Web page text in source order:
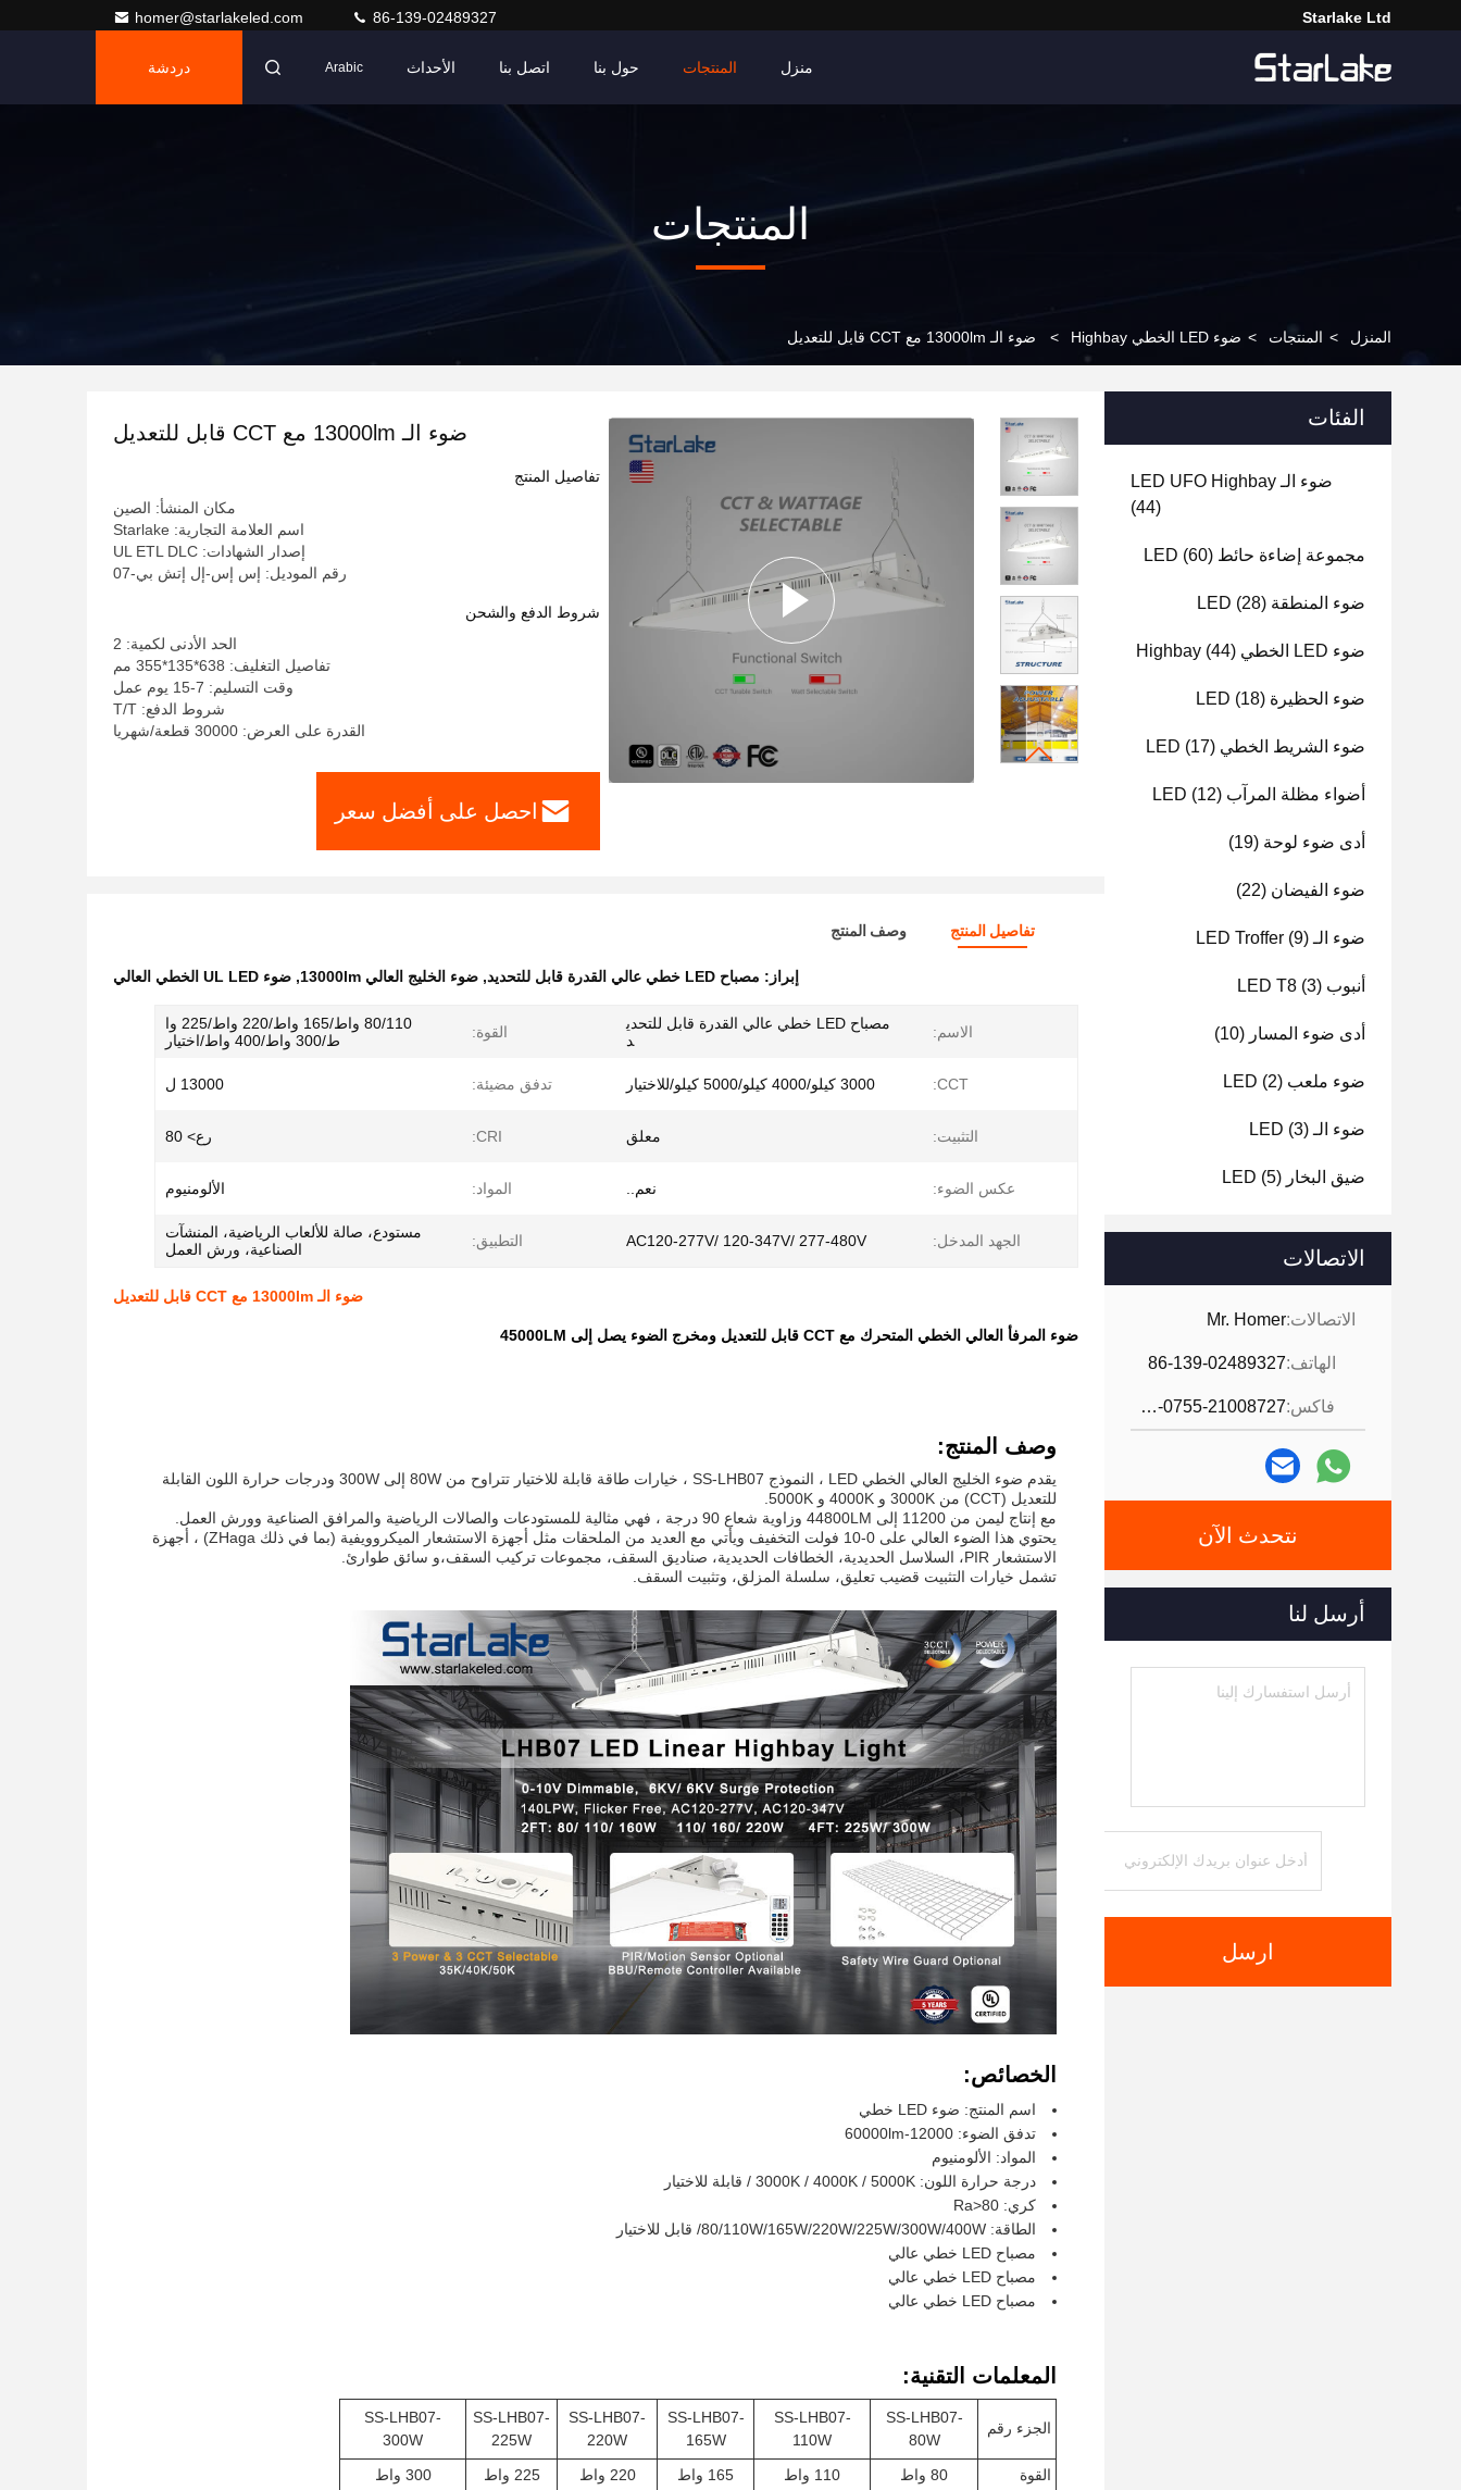
Starlake Ltd
homer@starlakeled.com 86-139-02489327
منزل المنتجات حول بنا اتصل بنا الأحداث Arabic دردشة
المنتجات
المنزل > المنتجات > ضوء LED الخطي Highbay > ضوء الـ 13000lm مع CCT قابل للتعديل
الفئات
ضوء الـ LED UFO Highbay
(44)
مجموعة إضاءة حائط LED (60)
ضوء المنطقة LED (28)
ضوء LED الخطي Highbay (44)
ضوء الحظيرة LED (18)
ضوء الشريط الخطي LED (17)
أضواء مظلة المرآب LED (12)
أدى ضوء لوحة (19)
ضوء الفيضان (22)
ضوء الـ LED Troffer (9)
أنبوب LED T8 (3)
أدى ضوء المسار (10)
ضوء ملعب LED (2)
ضوء الـ LED (3)
ضيق البخار LED (5)
الاتصالات
الاتصالات:Mr. Homer
الهاتف:86-139-02489327
فاكس: 86-0755-21008727
نتحدث الآن
أرسل لنا
ارسل
ضوء الـ 13000lm مع CCT قابل للتعديل
تفاصيل المنتج
مكان المنشأ: الصين
اسم العلامة التجارية: Starlake
إصدار الشهادات: UL ETL DLC
رقم الموديل: إس إس-إل إتش بي-07
شروط الدفع والشحن
الحد الأدنى لكمية: 2
تفاصيل التغليف: 638*135*355 مم
وقت التسليم: 7-15 يوم عمل
شروط الدفع: T/T
القدرة على العرض: 30000 قطعة/شهريا
احصل على أفضل سعر
تفاصيل المنتج وصف المنتج
إبراز: مصباح LED خطي عالي القدرة قابل للتحديد , ضوء الخليج العالي 13000lm , ضوء UL LED الخطي العالي
الاسم:
مصباح LED خطي عالي القدرة قابل للتحدي
د
القوة:
80/110 واط/165 واط/220 واط/225 وا
ط/300 واط/400 واط/اختيار
CCT: 3000 كيلو/4000 كيلو/5000 كيلو/للاختيار تدفق مضيئة: 13000 ل
التثبيت: معلق CRI: رع> 80
عكس الضوء: نعم.. المواد: الألومنيوم
الجهد المدخل: AC120-277V/ 120-347V/ 277-480V التطبيق:
مستودع، صالة للألعاب الرياضية، المنشآت
الصناعية، ورش العمل
ضوء الـ 13000lm مع CCT قابل للتعديل
ضوء المرفأ العالي الخطي المتحرك مع CCT قابل للتعديل ومخرج الضوء يصل إلى 45000LM
وصف المنتج:
يقدم ضوء الخليج العالي الخطي LED ، النموذج SS-LHB07 ، خيارات طاقة قابلة للاختيار تتراوح من 80W إلى 300W ودرجات حرارة اللون القابلة
للتعديل (CCT) من 3000K و 4000K و 5000K.
مع إنتاج ليمن من 11200 إلى 44800LM وزاوية شعاع 90 درجة ، فهي مثالية للمستودعات والصالات الرياضية والمرافق الصناعية وورش العمل.
يحتوي هذا الضوء العالي على 0-10 فولت التخفيف ويأتي مع العديد من الملحقات مثل أجهزة الاستشعار الميكروويفية (بما في ذلك ZHaga) ، أجهزة
الاستشعار PIR، السلاسل الحديدية، الخطافات الحديدية، صناديق السقف، مجموعات تركيب السقف،و سائق طوارئ.
تشمل خيارات التثبيت قضيب تعليق، سلسلة المزلق، وتثبيت السقف.
الخصائص:
اسم المنتج: ضوء LED خطي
تدفق الضوء: 12000-60000lm
المواد: الألومنيوم
درجة حرارة اللون: 3000K / 4000K / 5000K / قابلة للاختيار
كري: Ra>80
الطاقة: 80/110W/165W/220W/225W/300W/400W/ قابل للاختيار
مصباح LED خطي عالي
مصباح LED خطي عالي
مصباح LED خطي عالي
المعلمات التقنية:
الجزء رقم
SS-LHB07-
80W
SS-LHB07-
110W
SS-LHB07-
165W
SS-LHB07-
220W
SS-LHB07-
225W
SS-LHB07-
300W
القوة
80 واط 110 واط 165 واط 220 واط 225 واط
300 واط